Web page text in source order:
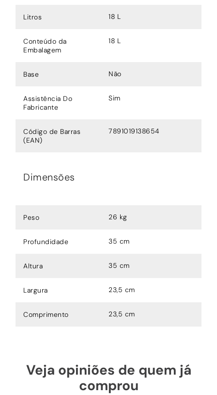
Litros 18 L
Conteúdo da
Embalagem
18 L
Base Não
Assistência Do
Fabricante
Sim
Código de Barras
(EAN)
7891019138654
Dimensões
Peso 26 kg
Profundidade 35 cm
Altura 35 cm
Largura 23,5 cm
Comprimento 23,5 cm
Veja opiniões de quem já
comprou